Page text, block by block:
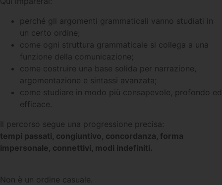
perché gli argomenti grammaticali vanno studiati in
un certo ordine;
come ogni struttura grammaticale si collega a una
funzione della comunicazione;
come costruire una base solida per narrazione,
argomentazione e sintassi avanzata;
come studiare in modo più consapevole, profondo ed
efficace.
Il percorso segue una progressione precisa:
tempi passati, congiuntivo, concordanza, forma
impersonale, connettivi, modi indefiniti.
Non è un ordine casuale.